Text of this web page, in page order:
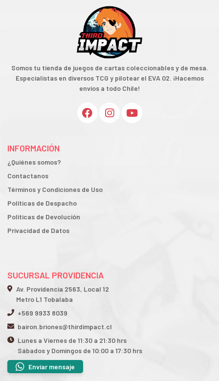
Somos tu tienda de juegos de cartas coleccionables y de mesa.
Especialistas en diversos TCG y pilotear el EVA 02. ¡Hacemos
envíos a todo Chile!
INFORMACIÓN
¿Quiénes somos?
Contactanos
Términos y Condiciones de Uso
Políticas de Despacho
Políticas de Devolución
Privacidad de Datos
SUCURSAL PROVIDENCIA
Av. Providencia 2563, Local 12
Metro L1 Tobalaba
+569 9933 8039
bairon.briones@thirdimpact.cl
Lunes a Viernes de 11:30 a 21:30 hrs
Sábados y Domingos de 10:00 a 17:30 hrs
Enviar mensaje